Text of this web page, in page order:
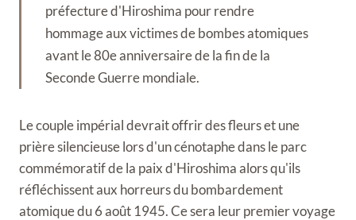
préfecture d'Hiroshima pour rendre
hommage aux victimes de bombes atomiques
avant le 80e anniversaire de la fin de la
Seconde Guerre mondiale.
Le couple impérial devrait offrir des fleurs et une
prière silencieuse lors d'un cénotaphe dans le parc
commémoratif de la paix d'Hiroshima alors qu'ils
réfléchissent aux horreurs du bombardement
atomique du 6 août 1945. Ce sera leur premier voyage